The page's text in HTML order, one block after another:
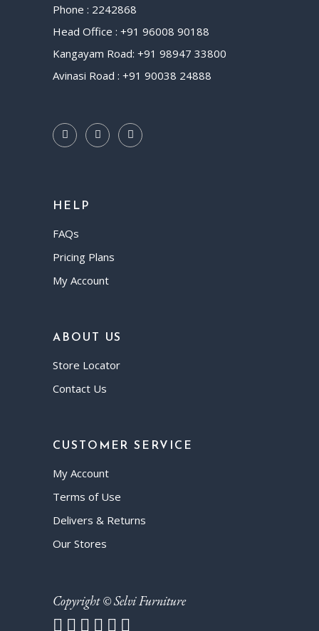
Phone : 2242868
Head Office : +91 96008 90188
Kangayam Road: +91 98947 33800
Avinasi Road : +91 90038 24888
HELP
FAQs
Pricing Plans
My Account
ABOUT US
Store Locator
Contact Us
CUSTOMER SERVICE
My Account
Terms of Use
Delivers & Returns
Our Stores
Copyright © Selvi Furniture